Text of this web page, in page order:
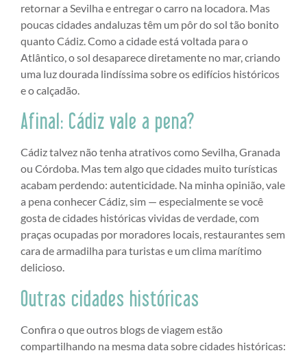
retornar a Sevilha e entregar o carro na locadora. Mas
poucas cidades andaluzas têm um pôr do sol tão bonito
quanto Cádiz. Como a cidade está voltada para o
Atlântico, o sol desaparece diretamente no mar, criando
uma luz dourada lindíssima sobre os edifícios históricos
e o calçadão.
Afinal: Cádiz vale a pena?
Cádiz talvez não tenha atrativos como Sevilha, Granada
ou Córdoba. Mas tem algo que cidades muito turísticas
acabam perdendo: autenticidade. Na minha opinião, vale
a pena conhecer Cádiz, sim — especialmente se você
gosta de cidades históricas vividas de verdade, com
praças ocupadas por moradores locais, restaurantes sem
cara de armadilha para turistas e um clima marítimo
delicioso.
Outras cidades históricas
Confira o que outros blogs de viagem estão
compartilhando na mesma data sobre cidades históricas: